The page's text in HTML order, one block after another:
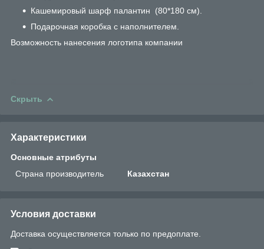
Кашемировый шарф палантин (80*180 см).
Подарочная коробка с наполнителем.
Возможность нанесения логотипа компании
Скрыть
Характеристики
Основные атрибуты
Страна производитель
Казахстан
Условия доставки
Доставка осуществляется только по предоплате.